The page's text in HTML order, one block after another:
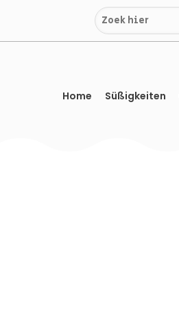
springen
Home Süßigkeiten